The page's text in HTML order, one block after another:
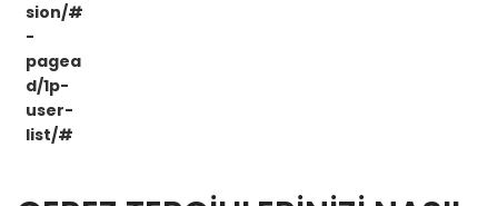
sion/#
-
pagea
d/1p-
user-
list/#